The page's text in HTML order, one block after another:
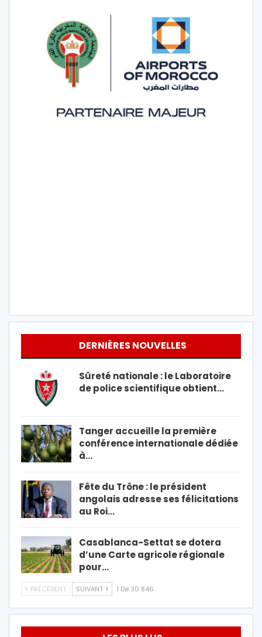
DERNIÈRES NOUVELLES
Sûreté nationale : le Laboratoire
de police scientifique obtient…
Tanger accueille la première
conférence internationale dédiée
à…
Fête du Trône : le président
angolais adresse ses félicitations
au Roi…
Casablanca-Settat se dotera
d’une Carte agricole régionale
pour…
PRÉCÉDENT SUIVANT 1 De 30 846